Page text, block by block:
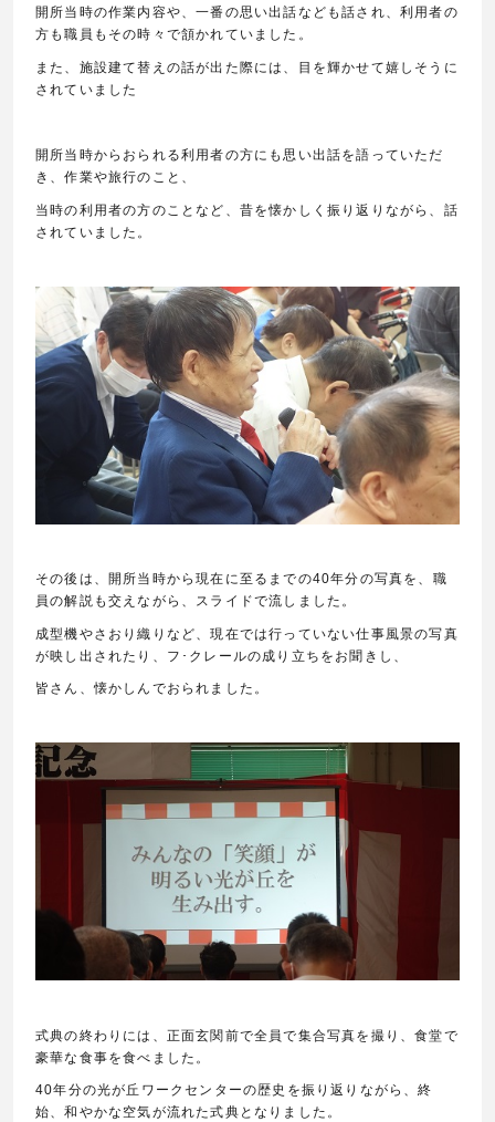
開所当時の作業内容や、一番の思い出話なども話され、利用者の
方も職員もその時々で頷かれていました。
また、施設建て替えの話が出た際には、目を輝かせて嬉しそうに
されていました
開所当時からおられる利用者の方にも思い出話を語っていただ
き、作業や旅行のこと、
当時の利用者の方のことなど、昔を懐かしく振り返りながら、話
されていました。
その後は、開所当時から現在に至るまでの40年分の写真を、職
員の解説も交えながら、スライドで流しました。
成型機やさおり織りなど、現在では行っていない仕事風景の写真
が映し出されたり、フ･クレールの成り立ちをお聞きし、
皆さん、懐かしんでおられました。
式典の終わりには、正面玄関前で全員で集合写真を撮り、食堂で
豪華な食事を食べました。
40年分の光が丘ワークセンターの歴史を振り返りながら、終
始、和やかな空気が流れた式典となりました。